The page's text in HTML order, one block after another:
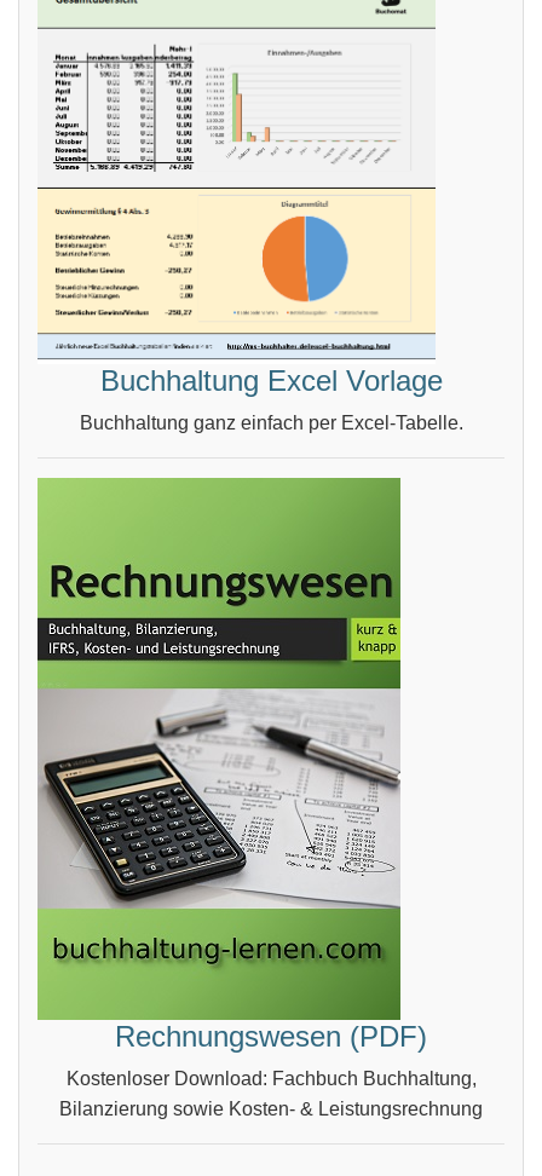
Buchhaltung Excel Vorlage
Buchhaltung ganz einfach per Excel-Tabelle.
Rechnungswesen (PDF)
Kostenloser Download: Fachbuch Buchhaltung,
Bilanzierung sowie Kosten- & Leistungsrechnung